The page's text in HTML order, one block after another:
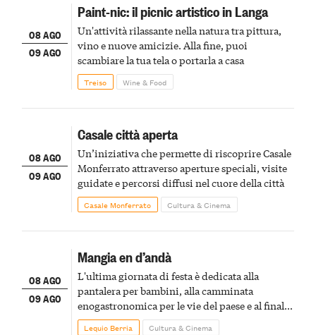
08 AGO
09 AGO
Paint-nic: il picnic artistico in Langa
Un'attività rilassante nella natura tra pittura,
vino e nuove amicizie. Alla fine, puoi
scambiare la tua tela o portarla a casa
Treiso Wine & Food
08 AGO
09 AGO
Casale città aperta
Un’iniziativa che permette di riscoprire Casale
Monferrato attraverso aperture speciali, visite
guidate e percorsi diffusi nel cuore della città
Casale Monferrato Cultura & Cinema
08 AGO
09 AGO
Mangia en d’andà
L'ultima giornata di festa è dedicata alla
pantalera per bambini, alla camminata
enogastronomica per le vie del paese e al finale
pirotecnico
Lequio Berria Cultura & Cinema